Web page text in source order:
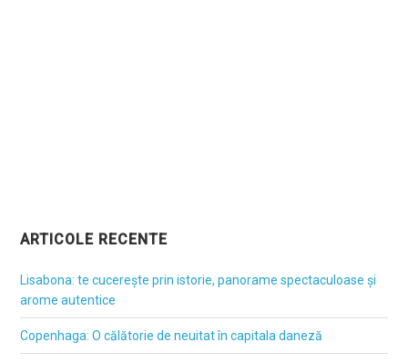
ARTICOLE RECENTE
Lisabona: te cucerește prin istorie, panorame spectaculoase și
arome autentice
Copenhaga: O călătorie de neuitat în capitala daneză